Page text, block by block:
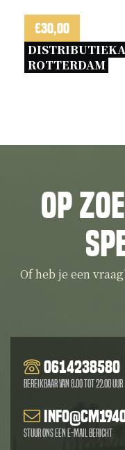
€30,00
ROTTERDAM
Op
Of heb je een
0614238580
Bereikbaar van 8.00 tot 22.00 uur
Stuur ons een e-mail bericht